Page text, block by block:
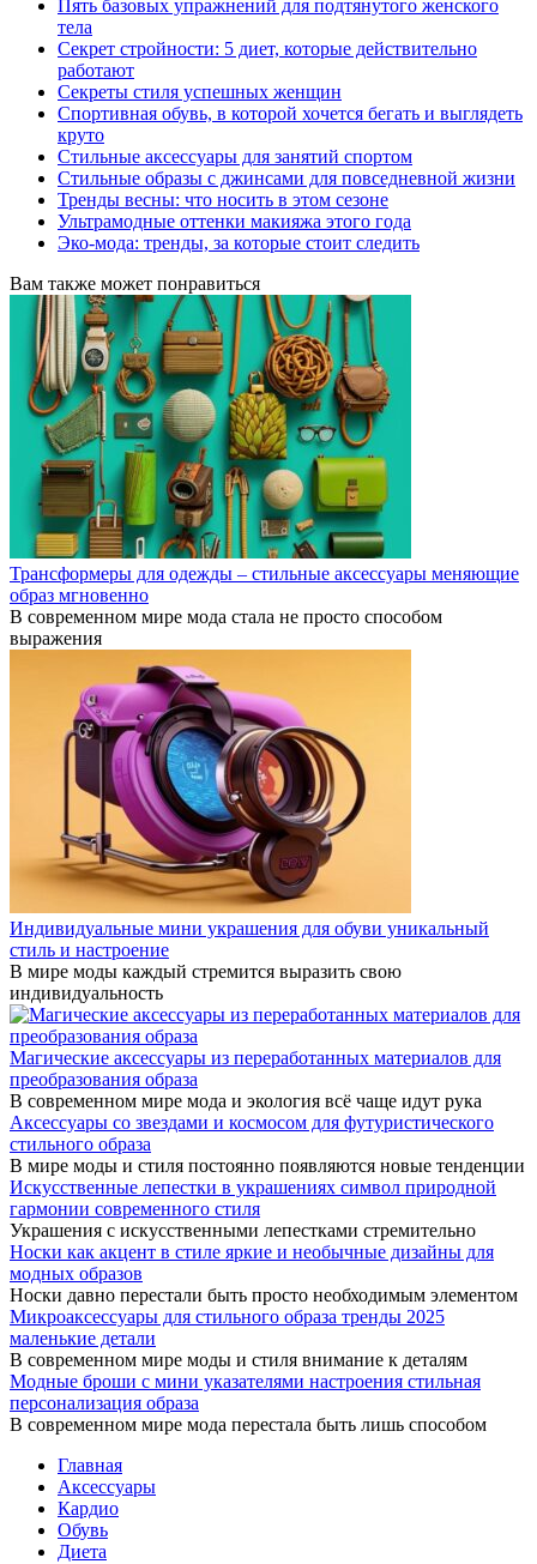
Пять базовых упражнений для подтянутого женского
тела
Секрет стройности: 5 диет, которые действительно
работают
Секреты стиля успешных женщин
Спортивная обувь, в которой хочется бегать и выглядеть
круто
Стильные аксессуары для занятий спортом
Стильные образы с джинсами для повседневной жизни
Тренды весны: что носить в этом сезоне
Ультрамодные оттенки макияжа этого года
Эко-мода: тренды, за которые стоит следить
Вам также может понравиться
Трансформеры для одежды – стильные аксессуары меняющие
образ мгновенно
В современном мире мода стала не просто способом
выражения
Индивидуальные мини украшения для обуви уникальный
стиль и настроение
В мире моды каждый стремится выразить свою
индивидуальность
Магические аксессуары из переработанных материалов для
преобразования образа
В современном мире мода и экология всё чаще идут рука
Аксессуары со звездами и космосом для футуристического
стильного образа
В мире моды и стиля постоянно появляются новые тенденции
Искусственные лепестки в украшениях символ природной
гармонии современного стиля
Украшения с искусственными лепестками стремительно
Носки как акцент в стиле яркие и необычные дизайны для
модных образов
Носки давно перестали быть просто необходимым элементом
Микроаксессуары для стильного образа тренды 2025
маленькие детали
В современном мире моды и стиля внимание к деталям
Модные броши с мини указателями настроения стильная
персонализация образа
В современном мире мода перестала быть лишь способом
Главная
Аксессуары
Кардио
Обувь
Диета